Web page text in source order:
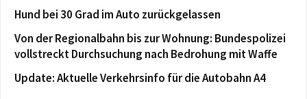
Hund bei 30 Grad im Auto zurückgelassen
Von der Regionalbahn bis zur Wohnung: Bundespolizei
vollstreckt Durchsuchung nach Bedrohung mit Waffe
Update: Aktuelle Verkehrsinfo für die Autobahn A4